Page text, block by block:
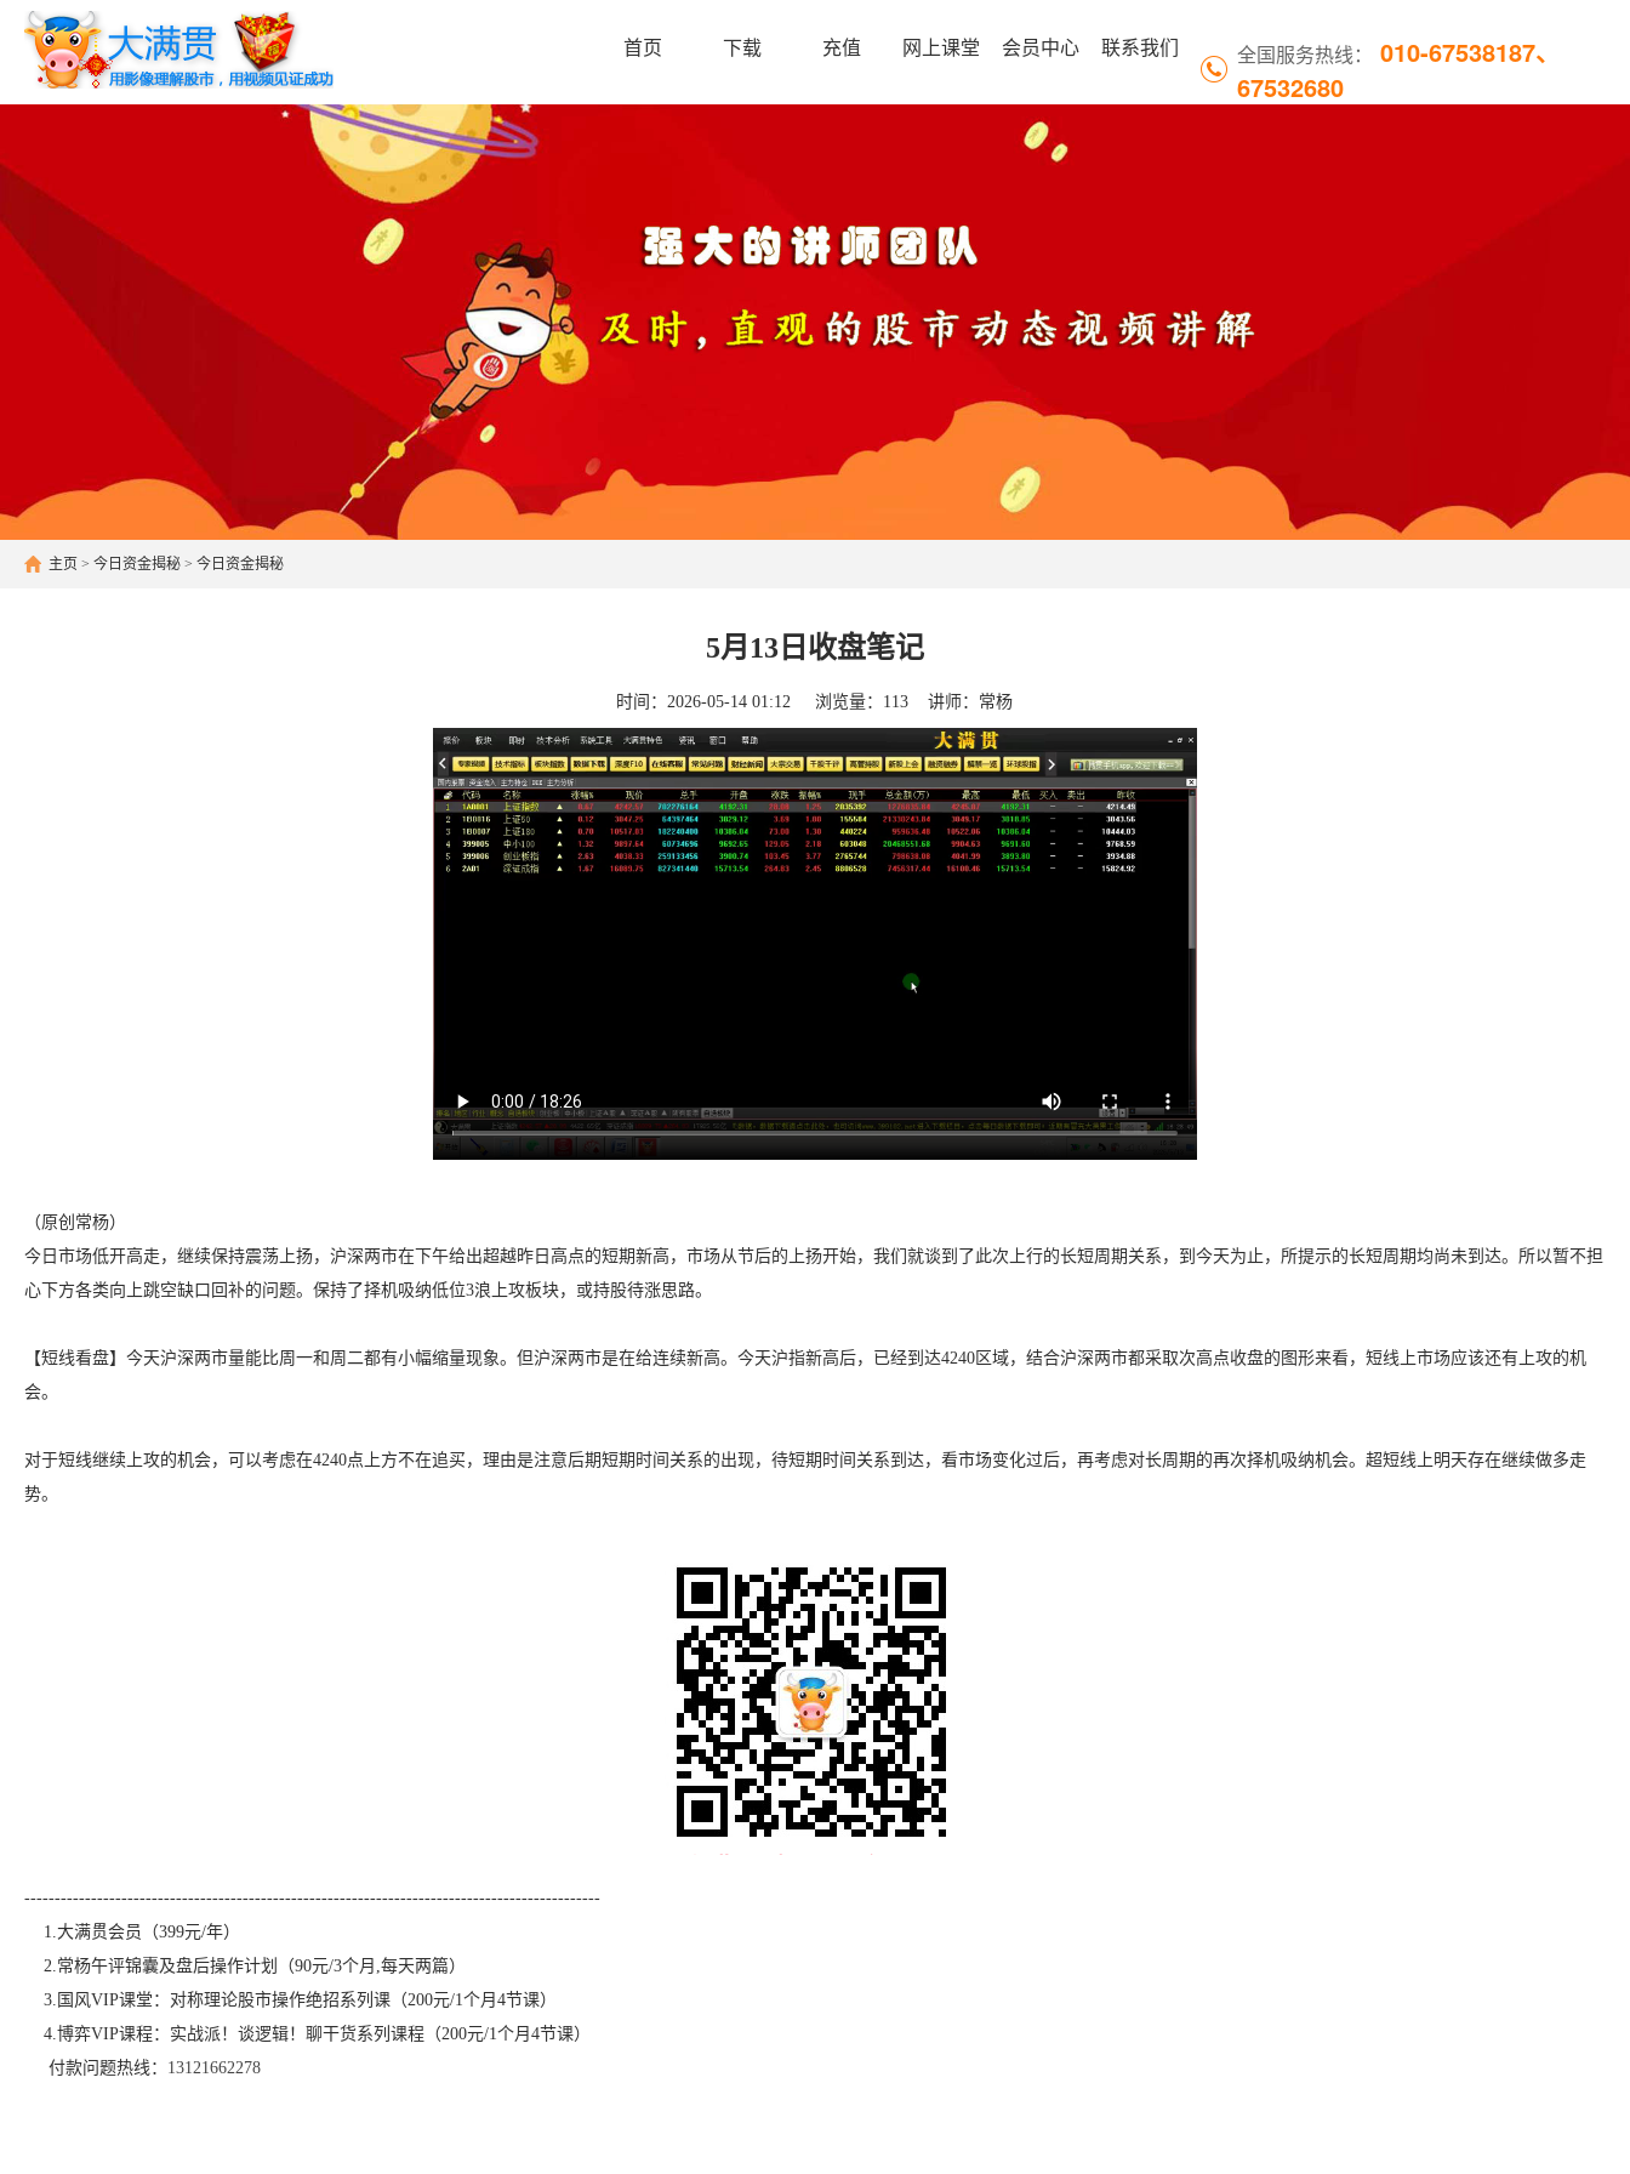
全国服务热线：
010-67538187、
67532680
首页 下载 充值 网上课堂 会员中心 联系我们
主页 >今日资金揭秘 >今日资金揭秘
5月13日收盘笔记
时间：2026-05-14 01:12 浏览量： 113 讲师： 常杨
（原创常杨）
今日市场低开高走，继续保持震荡上扬，沪深两市在下午给出超越昨日高点的短期新高，市场从节后的上扬开始，我们就谈到了此次上行的长短周期关系，到今天为止，所提示的长短周期均尚未到达。所以暂不担
心下方各类向上跳空缺口回补的问题。保持了择机吸纳低位3浪上攻板块，或持股待涨思路。
【短线看盘】今天沪深两市量能比周一和周二都有小幅缩量现象。但沪深两市是在给连续新高。今天沪指新高后，已经到达4240区域，结合沪深两市都采取次高点收盘的图形来看，短线上市场应该还有上攻的机
会。
对于短线继续上攻的机会，可以考虑在4240点上方不在追买，理由是注意后期短期时间关系的出现，待短期时间关系到达，看市场变化过后，再考虑对长周期的再次择机吸纳机会。超短线上明天存在继续做多走
势。
-----------------------------------------------------------------------------------------------
1.大满贯会员（399元/年）
2.常杨午评锦囊及盘后操作计划（90元/3个月,每天两篇）
3.国风VIP课堂：对称理论股市操作绝招系列课（200元/1个月4节课）
4.博弈VIP课程：实战派！谈逻辑！聊干货系列课程（200元/1个月4节课）
付款问题热线： 13121662278